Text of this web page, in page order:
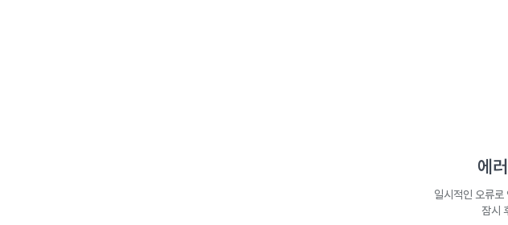
에
일시적인 오류로
잠시